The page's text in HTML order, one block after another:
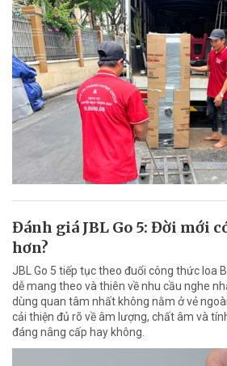
Đánh giá JBL Go 5: Đời mới
hơn?
JBL Go 5 tiếp tục theo đuổi công thức loa
dễ mang theo và thiên về nhu cầu nghe
dùng quan tâm nhất không nằm ở vẻ
cải thiện đủ rõ về âm lượng, chất âm và
đáng nâng cấp hay không.